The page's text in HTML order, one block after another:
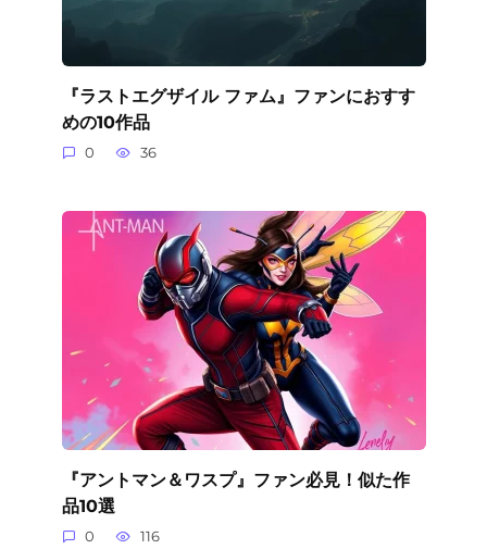
『ラストエグザイル ファム』ファンにおすす
めの10作品
0 36
『アントマン＆ワスプ』ファン必見！似た作
品10選
0 116